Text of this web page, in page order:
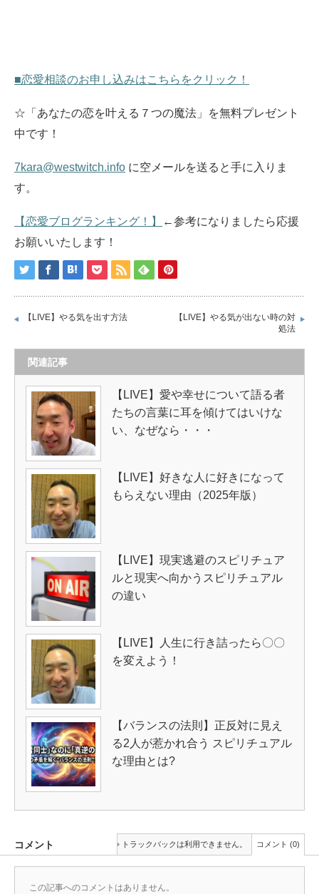
■恋愛相談のお申し込みはこちらをクリック！
☆「あなたの恋を叶える７つの魔法」を無料プレゼント
中です！
7kara@westwitch.info に空メールを送ると手に入りま
す。
【恋愛ブログランキング！】
←参考になりましたら応援
お願いいたします！
【LIVE】やる気を出す方法
【LIVE】やる気が出ない時の対
処法
関連記事
【LIVE】愛や幸せについて語る者
たちの言葉に耳を傾けてはいけな
い、なぜなら・・・
【LIVE】好きな人に好きになって
もらえない理由（2025年版）
【LIVE】現実逃避のスピリチュア
ルと現実へ向かうスピリチュアル
の違い
【LIVE】人生に行き詰ったら〇〇
を変えよう！
【バランスの法則】正反対に見え
る2人が惹かれ合う スピリチュアル
な理由とは?
コメント トラックバックは利用できません。 コメント (0)
この記事へのコメントはありません。